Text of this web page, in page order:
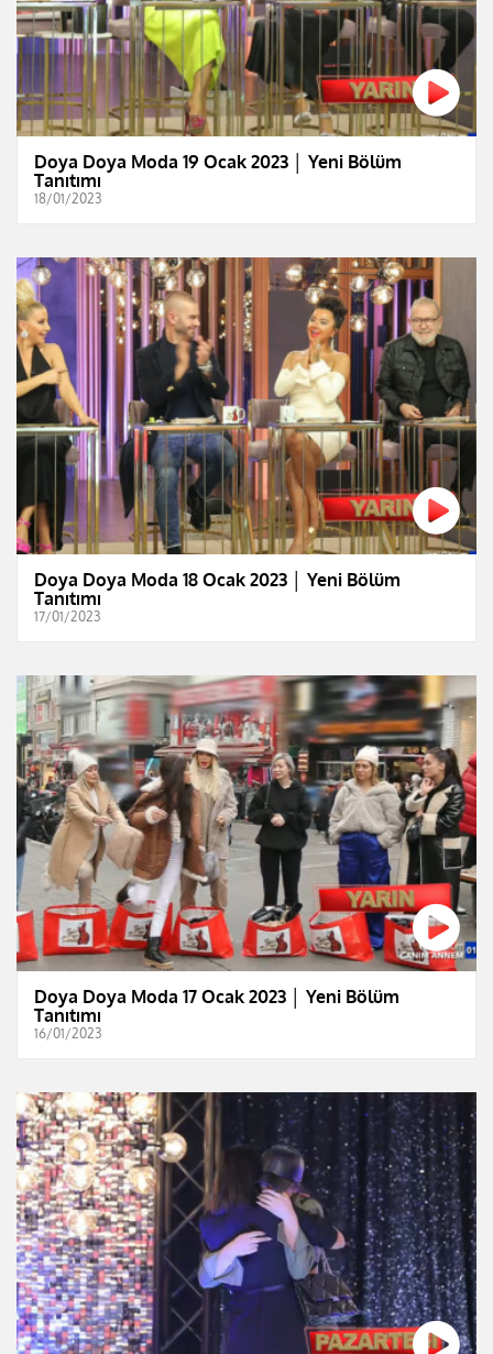
Doya Doya Moda 19 Ocak 2023 │ Yeni Bölüm
Tanıtımı
18/01/2023
Doya Doya Moda 18 Ocak 2023 │ Yeni Bölüm
Tanıtımı
17/01/2023
Doya Doya Moda 17 Ocak 2023 │ Yeni Bölüm
Tanıtımı
16/01/2023